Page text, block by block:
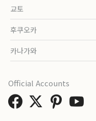
교토
후쿠오카
카나가와
Official Accounts